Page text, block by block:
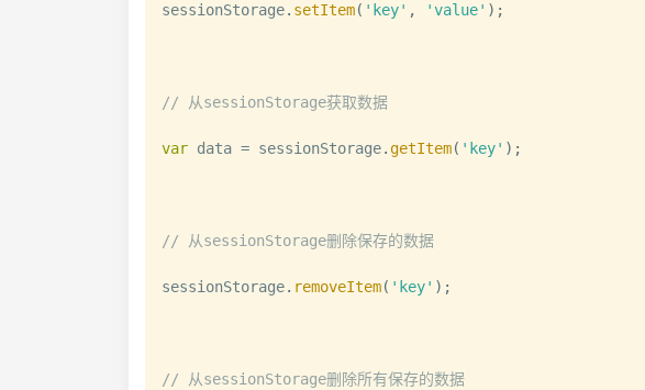
sessionStorage. setItem( 'key' , 'value' ) ;
// 从sessionStorage获取数据
var data = sessionStorage. getItem( 'key' ) ;
// 从sessionStorage删除保存的数据
sessionStorage. removeItem( 'key' ) ;
// 从sessionStorage删除所有保存的数据